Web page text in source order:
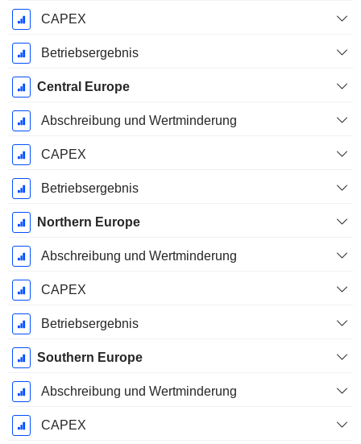
CAPEX
Betriebsergebnis
Central Europe
Abschreibung und Wertminderung
CAPEX
Betriebsergebnis
Northern Europe
Abschreibung und Wertminderung
CAPEX
Betriebsergebnis
Southern Europe
Abschreibung und Wertminderung
CAPEX